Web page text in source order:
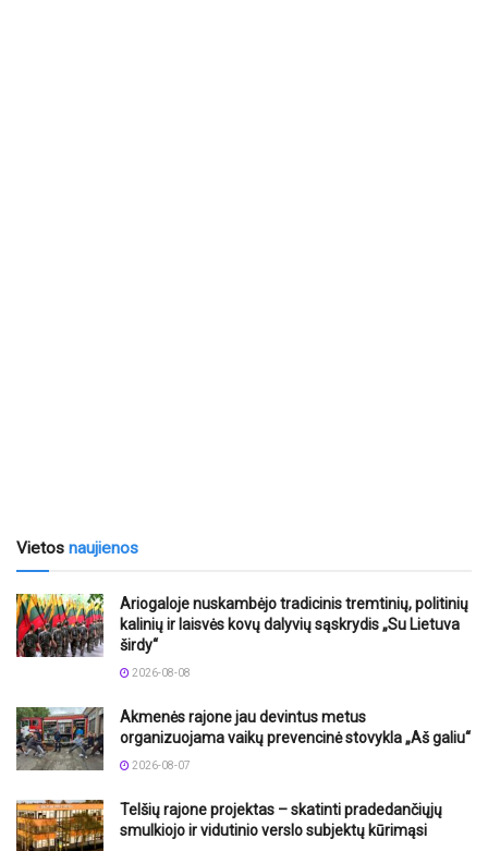
Vietos naujienos
Ariogaloje nuskambėjo tradicinis tremtinių, politinių
kalinių ir laisvės kovų dalyvių sąskrydis „Su Lietuva
širdy“
2026-08-08
Akmenės rajone jau devintus metus
organizuojama vaikų prevencinė stovykla „Aš galiu“
2026-08-07
Telšių rajone projektas – skatinti pradedančiųjų
smulkiojo ir vidutinio verslo subjektų kūrimąsi